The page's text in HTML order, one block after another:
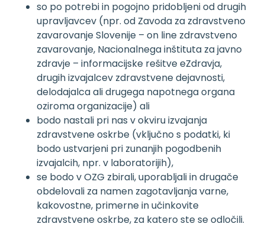
so po potrebi in pogojno pridobljeni od drugih
upravljavcev (npr. od Zavoda za zdravstveno
zavarovanje Slovenije – on line zdravstveno
zavarovanje, Nacionalnega inštituta za javno
zdravje – informacijske rešitve eZdravja,
drugih izvajalcev zdravstvene dejavnosti,
delodajalca ali drugega napotnega organa
oziroma organizacije) ali
bodo nastali pri nas v okviru izvajanja
zdravstvene oskrbe (vključno s podatki, ki
bodo ustvarjeni pri zunanjih pogodbenih
izvajalcih, npr. v laboratorijih),
se bodo v OZG zbirali, uporabljali in drugače
obdelovali za namen zagotavljanja varne,
kakovostne, primerne in učinkovite
zdravstvene oskrbe, za katero ste se odločili.